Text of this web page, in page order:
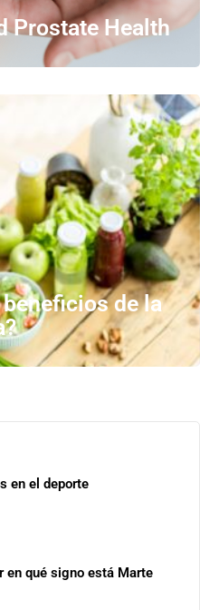
Prostate Health
de la
en el deporte
en qué signo está Marte